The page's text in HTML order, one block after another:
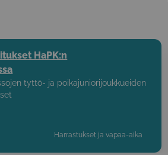
HaPK:n
tyttö- ja poikajuniorijoukkueiden
Harrastukset ja vapaa-aika